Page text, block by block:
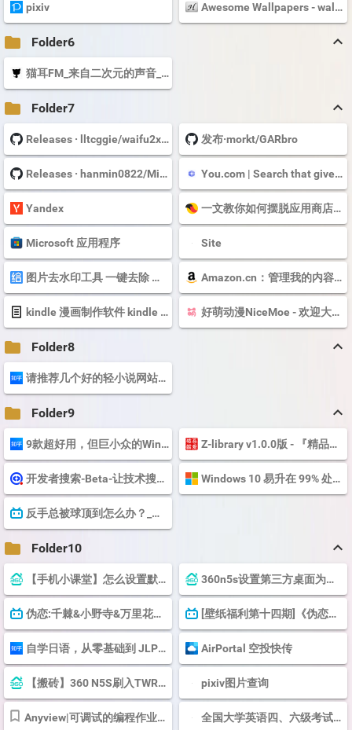
pixiv Awesome Wallpapers - wallhaven.cc
folder Folder6 keyboard_arrow_up
猫耳FM_来自二次元的声音_( :3」∠)_M站
folder Folder7 keyboard_arrow_up
Releases · lltcggie/waifu2x-caffe · GitHub 发布·morkt/GARbro
Releases · hanmin0822/MisakaTranslator · GitHub You.com | Search that gives you the power.
Yandex 一文教你如何摆脱应用商店下载微软应用_To-do
Microsoft 应用程序 Site
图片去水印工具 一键去除 批量去水印_免费在线工具-爱给网 Amazon.cn：管理我的内容和设备
kindle 漫画制作软件 kindle comic converter 汉化版 好萌动漫NiceMoe - 欢迎大家常来搜集整理各类漫画,音乐,萌图,动漫,里番,3D...
folder Folder8 keyboard_arrow_up
请推荐几个好的轻小说网站和APP？ - 知乎
folder Folder9 keyboard_arrow_up
9款超好用，但巨小众的Windows电脑软件！ Z-library v1.0.0版 - 『精品软件区』 - 吾爱破解 - LCG - LSG |安卓破解|病毒分析...
开发者搜索-Beta-让技术搜索更简单高效 Windows 10 易升在 99% 处卡住 - Microsoft 支持
反手总被球顶到怎么办？_哔哩哔哩_bilibili
folder Folder10 keyboard_arrow_up
【手机小课堂】怎么设置默认第三方桌面？我来帮你实现！_360社区 360n5s设置第三方桌面为默认桌面的简单方法_360社区
伪恋:千棘&小野寺&万里花美图精选！(高清)「25P」 - 哔哩哔哩 [壁纸福利第十四期]《伪恋》美图壁纸=￣ω￣= - 哔哩哔哩
自学日语，从零基础到 JLPT N2 水平需要多久？ - 战导 的回答 - 知乎 AirPortal 空投快传
【搬砖】360 N5S刷入TWRP Recovery，root刷机系统的教程 pixiv图片查询
Anyview|可调试的编程作业平台 全国大学英语四、六级考试报名网